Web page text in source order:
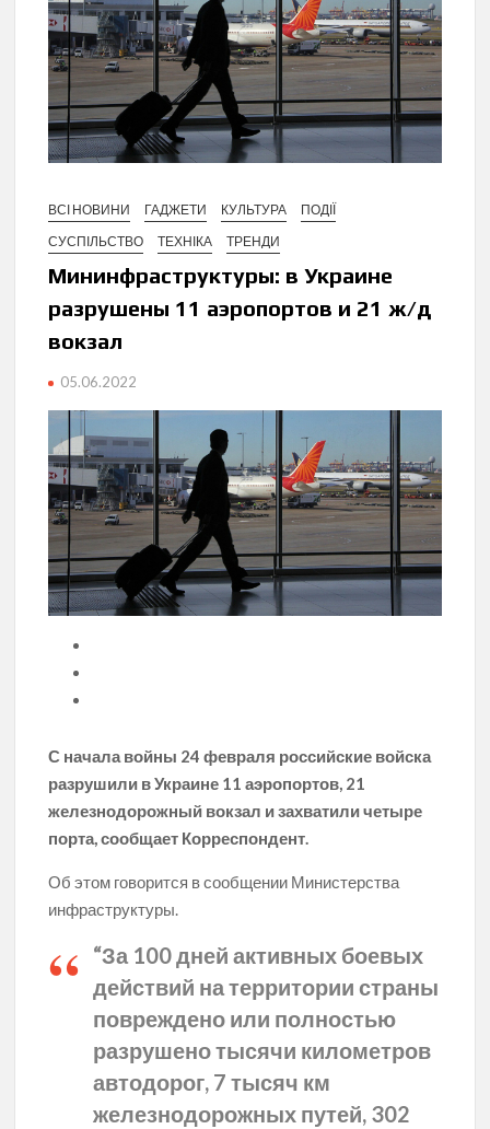
ВСІ НОВИНИ ГАДЖЕТИ КУЛЬТУРА
ПОДІЇ
СУСПІЛЬСТВО
ТЕХНІКА ТРЕНДИ
Мининфраструктуры: в Украине
разрушены 11 аэропортов и 21 ж/д
вокзал
05.06.2022
С начала войны 24 февраля российские войска
разрушили в Украине 11 аэропортов, 21
железнодорожный вокзал и захватили четыре
порта, сообщает Корреспондент.
Об этом говорится в сообщении Министерства
инфраструктуры.
“За 100 дней активных боевых
действий на территории страны
повреждено или полностью
разрушено тысячи километров
автодорог, 7 тысяч км
железнодорожных путей, 302